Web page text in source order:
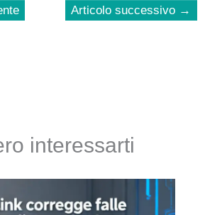
Articolo successivo →
interessarti